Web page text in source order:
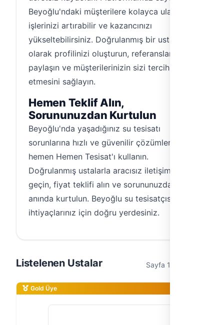
Beyoğlu'ndaki müşterilere kolayca ulaşabilir,
işlerinizi artırabilir ve kazancınızı
yükseltebilirsiniz. Doğrulanmış bir usta
olarak profilinizi oluşturun, referanslarınızı
paylaşın ve müşterilerinizin sizi tercih
etmesini sağlayın.
Hemen Teklif Alın,
Sorununuzdan Kurtulun
Beyoğlu'nda yaşadığınız su tesisatı
sorunlarına hızlı ve güvenilir çözümler için
hemen Hemen Tesisat'ı kullanın.
Doğrulanmış ustalarla aracısız iletişime
geçin, fiyat teklifi alın ve sorununuzdan
anında kurtulun. Beyoğlu su tesisatçısı
ihtiyaçlarınız için doğru yerdesiniz.
Listelenen Ustalar Sayfa 1 / 1 (3 usta)
Gold Üye